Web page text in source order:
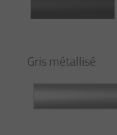
Gris métallisé